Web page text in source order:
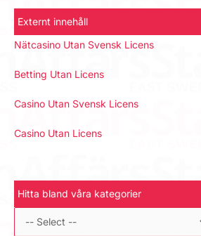
Externt innehåll
Nätcasino Utan Svensk Licens
Betting Utan Licens
Casino Utan Svensk Licens
Casino Utan Licens
Hitta bland våra kategorier